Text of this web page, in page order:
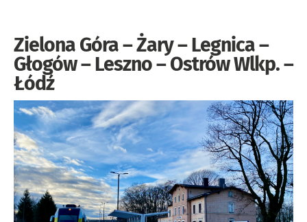
Zielona Góra – Żary – Legnica –
Głogów – Leszno – Ostrów Wlkp. –
Łódź